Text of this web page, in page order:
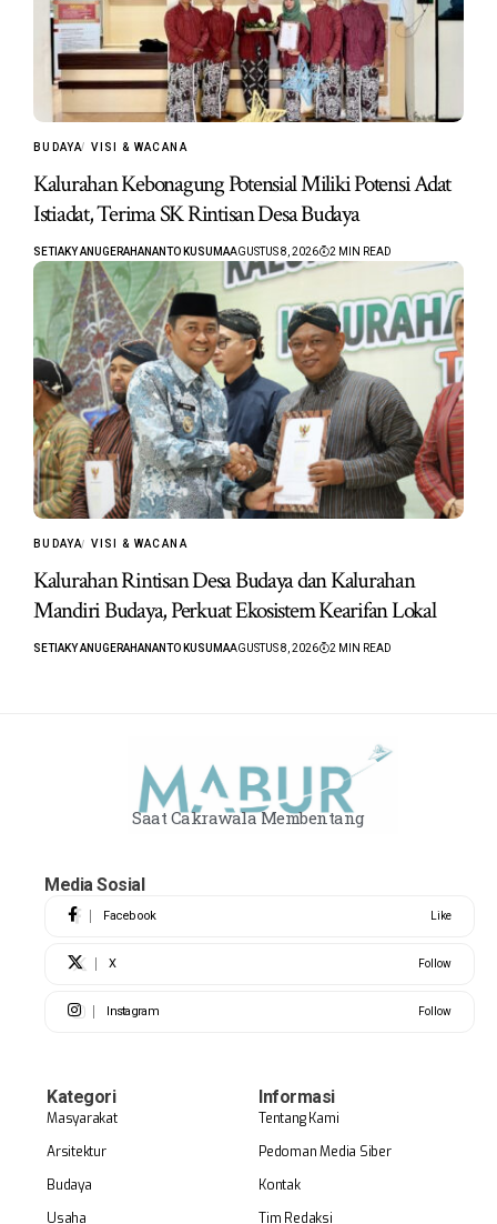
BUDAYA VISI & WACANA
Kalurahan Kebonagung Potensial Miliki Potensi Adat
Istiadat, Terima SK Rintisan Desa Budaya
SETIAKY ANUGERAHANANTO KUSUMAAGUSTUS 8, 2026 2 MIN READ
BUDAYA VISI & WACANA
Kalurahan Rintisan Desa Budaya dan Kalurahan
Mandiri Budaya, Perkuat Ekosistem Kearifan Lokal
SETIAKY ANUGERAHANANTO KUSUMAAGUSTUS 8, 2026 2 MIN READ
Saat Cakrawala Membentang
Media Sosial
Facebook Like
X Follow
Instagram Follow
Kategori
Masyarakat
Arsitektur
Budaya
Usaha
Informasi
Tentang Kami
Pedoman Media Siber
Kontak
Tim Redaksi